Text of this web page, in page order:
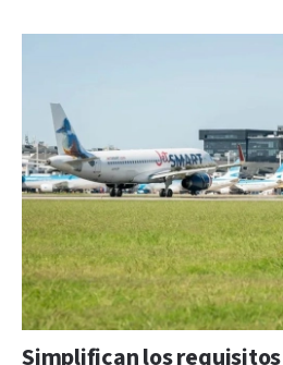
Simplifican los